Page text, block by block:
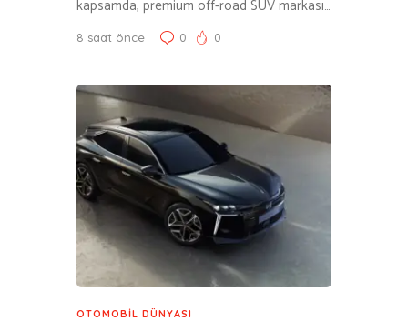
kapsamda, premium off-road SUV markası…
8 saat önce 0 0
OTOMOBIL DÜNYASI